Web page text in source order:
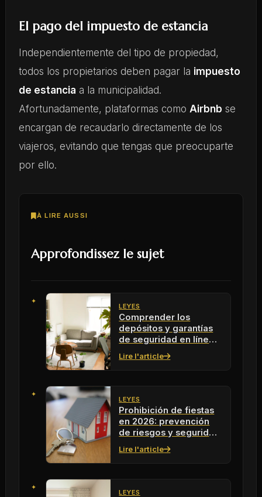
El pago del impuesto de estancia
Independientemente del tipo de propiedad,
todos los propietarios deben pagar la impuesto
de estancia a la municipalidad.
Afortunadamente, plataformas como Airbnb se
encargan de recaudarlo directamente de los
viajeros, evitando que tengas que preocuparte
por ello.
À LIRE AUSSI
Approfondissez le sujet
LEYES
Comprender los
depósitos y garantías
de seguridad en línea
con Swikly en 2026
Lire l'article
LEYES
Prohibición de fiestas
en 2026: prevención
de riesgos y seguridad
en las fiestas
Lire l'article
LEYES